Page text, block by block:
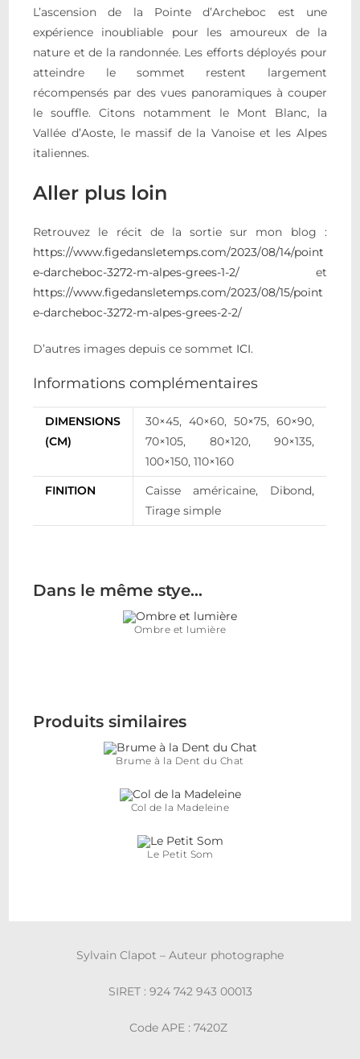
L’ascension de la Pointe d’Archeboc est une
expérience inoubliable pour les amoureux de la
nature et de la randonnée. Les efforts déployés pour
atteindre le sommet restent largement
récompensés par des vues panoramiques à couper
le souffle. Citons notamment le Mont Blanc, la
Vallée d’Aoste, le massif de la Vanoise et les Alpes
italiennes.
Aller plus loin
Retrouvez le récit de la sortie sur mon blog :
https://www.figedansletemps.com/2023/08/14/point
e-darcheboc-3272-m-alpes-grees-1-2/ et
https://www.figedansletemps.com/2023/08/15/point
e-darcheboc-3272-m-alpes-grees-2-2/
D’autres images depuis ce sommet ICI.
Informations complémentaires
DIMENSIONS
(CM)
30×45, 40×60, 50×75, 60×90,
70×105, 80×120, 90×135,
100×150, 110×160
FINITION
Caisse américaine, Dibond,
Tirage simple
Dans le même stye…
Ombre et lumière
Produits similaires
Brume à la Dent du Chat
Col de la Madeleine
Le Petit Som
Sylvain Clapot – Auteur photographe
SIRET : 924 742 943 00013
Code APE : 7420Z